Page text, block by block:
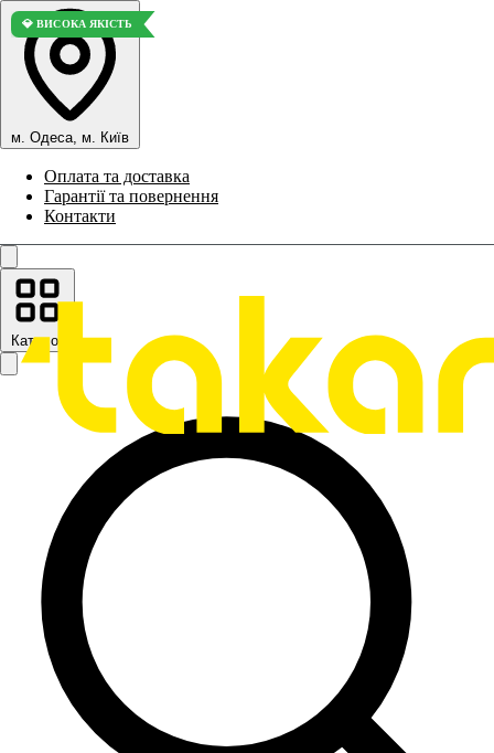
м. Одеса, м. Київ
Оплата та доставка
Гарантії та повернення
Контакти
Каталог
💎 ВИСОКА ЯКІСТЬ